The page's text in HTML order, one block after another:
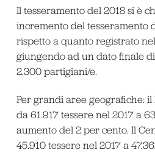
Il tesseramento del 2018 si è
incremento del tesseramento
rispetto a quanto registrato
giungendo ad un dato finale di
2.300 partigiani/e.
Per grandi aree geografiche:
da 61.917 tessere nel 2017 a
aumento del 2 per cento. Il
45.910 tessere nel 2017 a